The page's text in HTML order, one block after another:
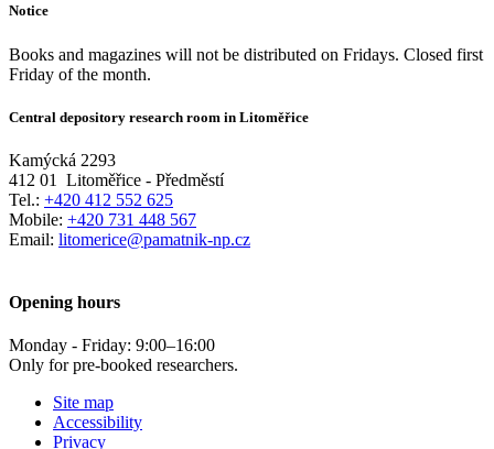
Notice
Books and magazines will not be distributed on Fridays. Closed first
Friday of the month.
Central depository research room in Litoměřice
Kamýcká 2293
412 01
Litoměřice - Předměstí
Tel.: +420 412 552 625
Mobile: +420 731 448 567
Email: litomerice@pamatnik-np.cz
Opening hours
Monday - Friday: 9:00–16:00
Only for pre-booked researchers.
Site map
Accessibility
Privacy